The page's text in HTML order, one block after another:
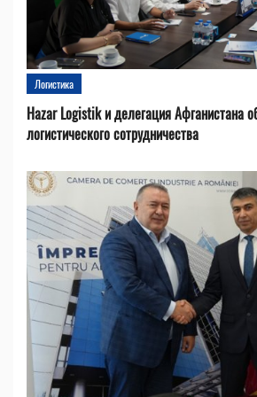
Логистика
Hazar Logistik и делегация Афганистана
логистического сотрудничества